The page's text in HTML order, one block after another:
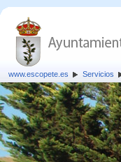
www.escopete.es Servicios